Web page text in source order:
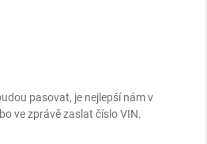
pasovat, je nejlepší nám v
ve zprávě zaslat číslo VIN.